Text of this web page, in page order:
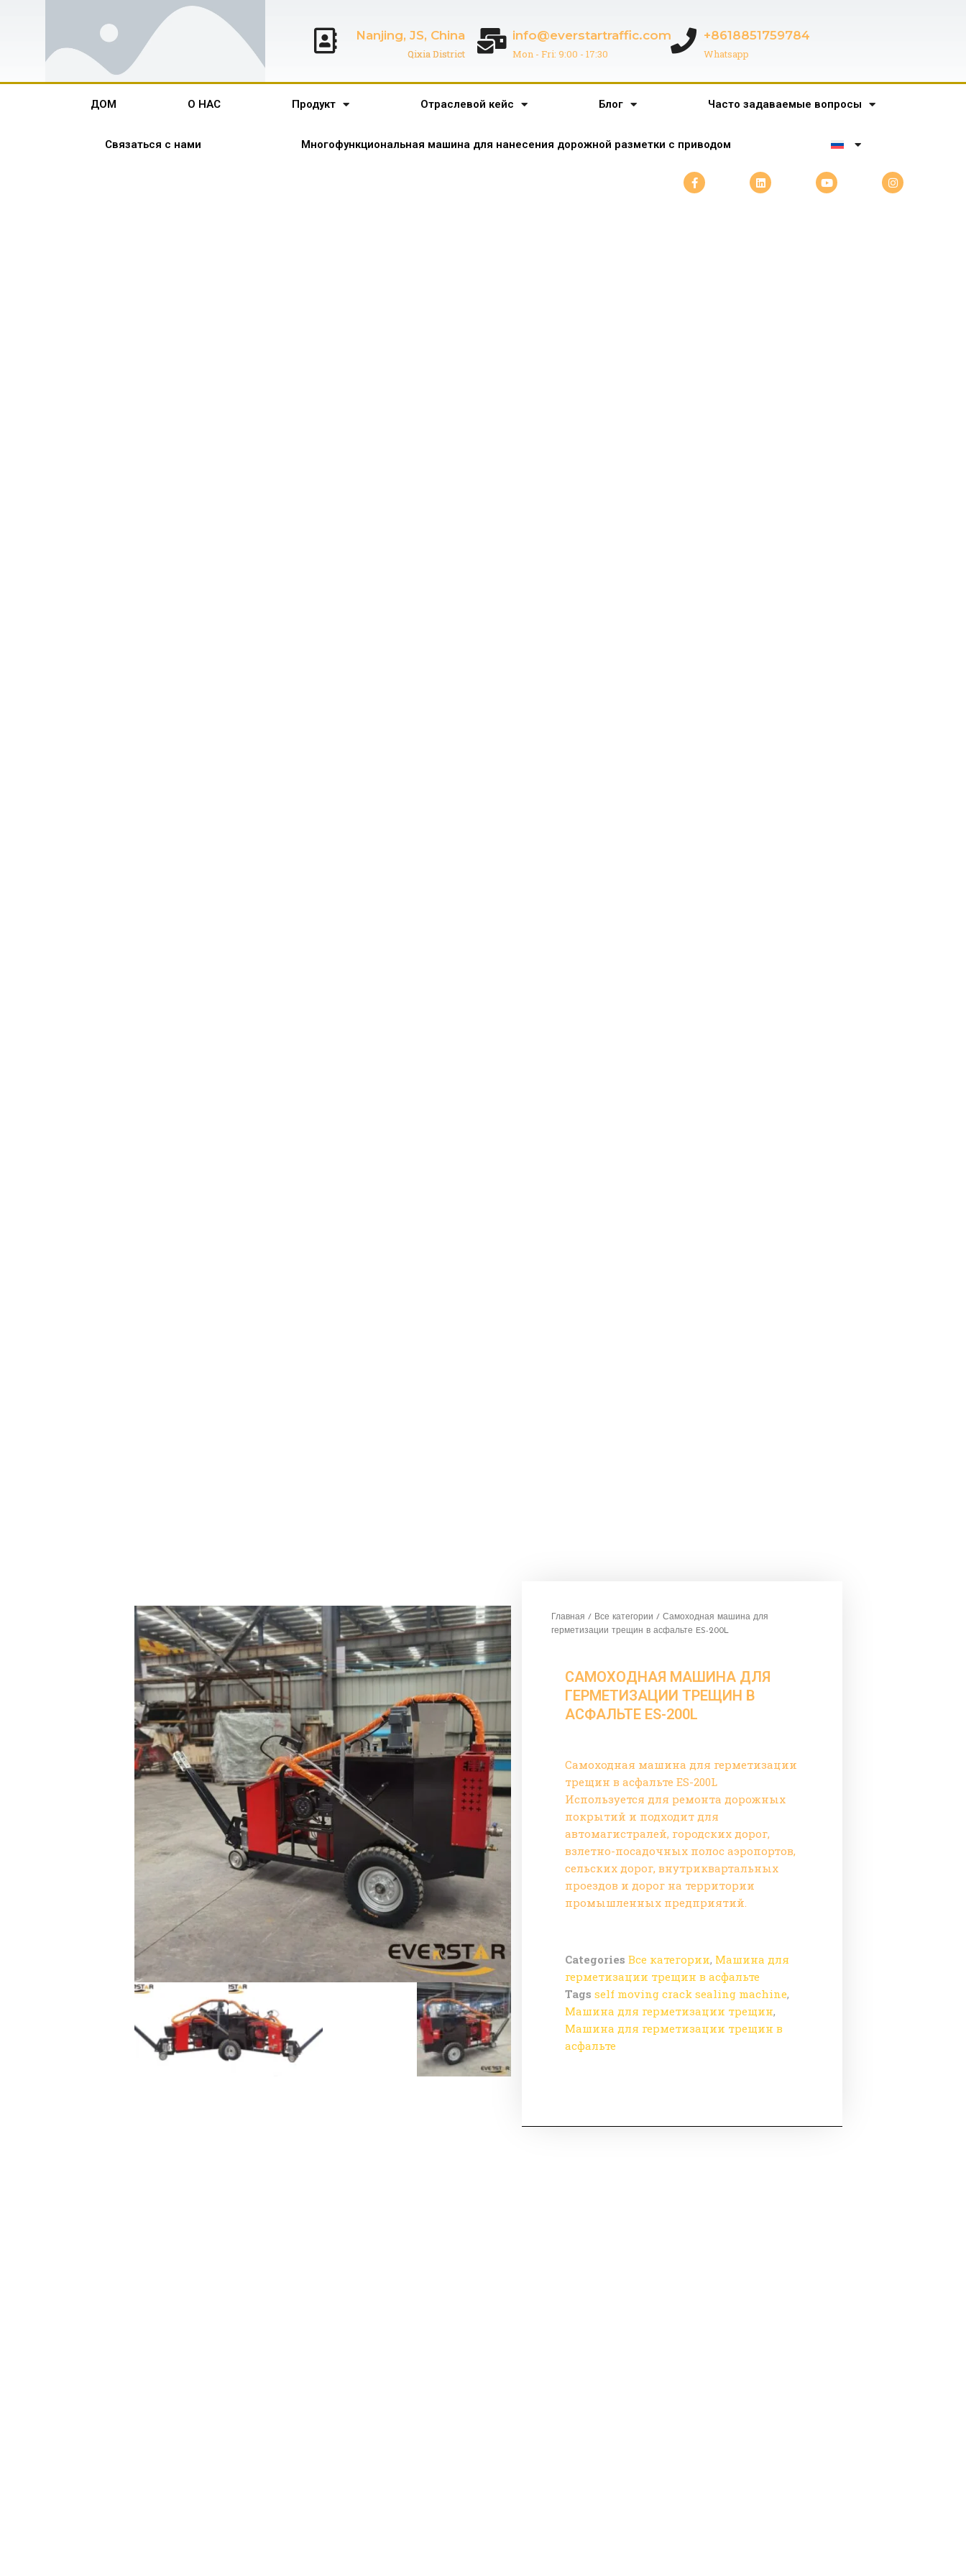
Nanjing, JS, China
Qixia District
info@everstartraffic.com
Mon - Fri: 9:00 - 17:30
+8618851759784
Whatsapp
ДОМ О НАС Продукт Отраслевой кейс Блог Часто задаваемые вопросы
Связаться с нами Многофункциональная машина для нанесения дорожной разметки с приводом
Главная / Все категории / Самоходная машина для
герметизации трещин в асфальте ES-200L
САМОХОДНАЯ МАШИНА ДЛЯ
ГЕРМЕТИЗАЦИИ ТРЕЩИН В
АСФАЛЬТЕ ES-200L
Самоходная машина для герметизации
трещин в асфальте ES-200L
Используется для ремонта дорожных
покрытий и подходит для
автомагистралей, городских дорог,
взлетно-посадочных полос аэропортов,
сельских дорог, внутриквартальных
проездов и дорог на территории
промышленных предприятий.
Categories Все категории, Машина для
герметизации трещин в асфальте
Tags self moving crack sealing machine,
Машина для герметизации трещин,
Машина для герметизации трещин в
асфальте